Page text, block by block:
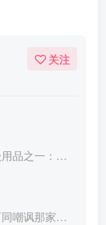
关注
润滑除锈剂！
不得的车企？